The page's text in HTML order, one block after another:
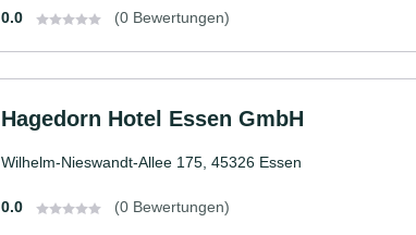
0.0 (0 Bewertungen)
Hagedorn Hotel Essen GmbH
Wilhelm-Nieswandt-Allee 175, 45326 Essen
0.0 (0 Bewertungen)